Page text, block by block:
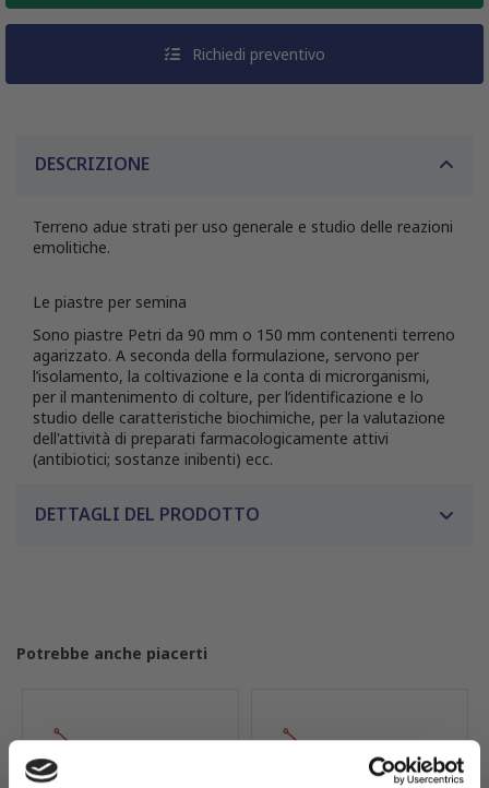
Richiedi preventivo
DESCRIZIONE
Terreno adue strati per uso generale e studio delle reazioni
emolitiche.
Le piastre per semina
Sono piastre Petri da 90 mm o 150 mm contenenti terreno
agarizzato. A seconda della formulazione, servono per
l’isolamento, la coltivazione e la conta di microrganismi,
per il mantenimento di colture, per l’identificazione e lo
studio delle caratteristiche biochimiche, per la valutazione
dell'attività di preparati farmacologicamente attivi
(antibiotici; sostanze inibenti) ecc.
DETTAGLI DEL PRODOTTO
Potrebbe anche piacerti